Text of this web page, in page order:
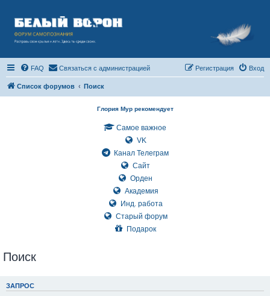
FAQ Связаться с администрацией Вход
Регистрация
Список форумов Поиск
Глория Мур рекомендует
Самое важное
VK
Канал Телеграм
Сайт
Орден
Академия
Инд. работа
Старый форум
Подарок
Поиск
ЗАПРОС